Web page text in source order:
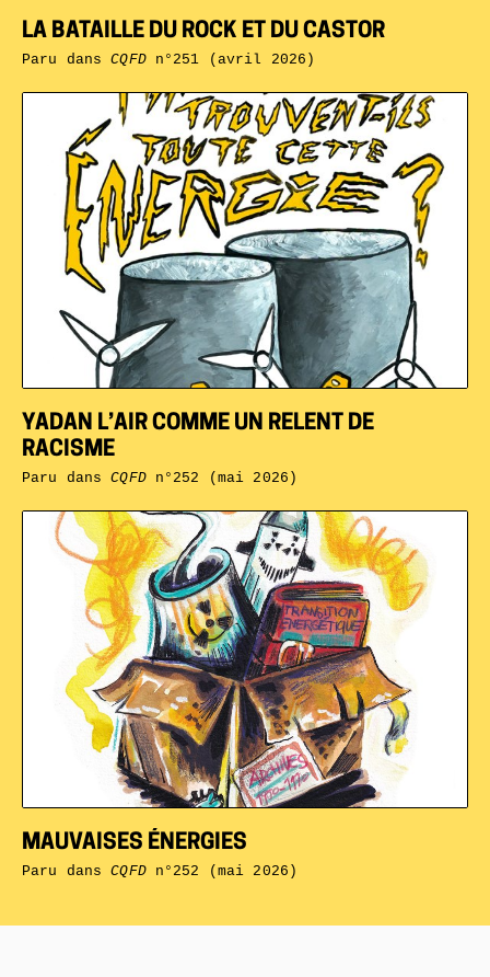
MAUVAISES ÉNERGIES
Paru dansCQFDn°252 (mai 2026)
YADAN L’AIR COMME UN RELENT DE
RACISME
Paru dansCQFDn°252 (mai 2026)
LA BATAILLE DU ROCK ET DU CASTOR
Paru dansCQFDn°251 (avril 2026)